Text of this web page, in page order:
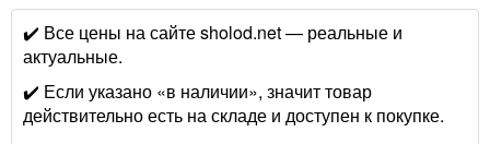
✔️ Все цены на сайте sholod.net — реальные и
актуальные.
✔️ Если указано «в наличии», значит товар
действительно есть на складе и доступен к покупке.